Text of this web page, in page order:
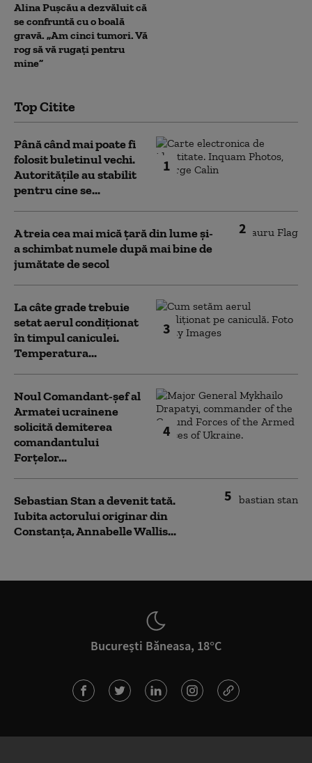
Alina Pușcău a dezvăluit că
se confruntă cu o boală
gravă. „Am cinci tumori. Vă
rog să vă rugați pentru
mine”
Top Citite
1
Până când mai poate fi
folosit buletinul vechi.
Autoritățile au stabilit
pentru cine se...
2
A treia cea mai mică țară din lume și-
a schimbat numele după mai bine de
jumătate de secol
3
La câte grade trebuie
setat aerul condiționat
în timpul caniculei.
Temperatura...
4
Noul Comandant-șef al
Armatei ucrainene
solicită demiterea
comandantului
Forțelor...
5
Sebastian Stan a devenit tată.
Iubita actorului originar din
Constanța, Annabelle Wallis...
București Băneasa, 18°C